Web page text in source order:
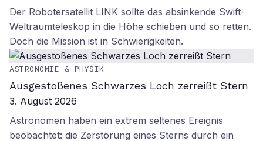
Der Robotersatellit LINK sollte das absinkende Swift-
Weltraumteleskop in die Höhe schieben und so retten.
Doch die Mission ist in Schwierigkeiten.
ASTRONOMIE & PHYSIK
Ausgestoßenes Schwarzes Loch zerreißt Stern
3. August 2026
Astronomen haben ein extrem seltenes Ereignis
beobachtet: die Zerstörung eines Sterns durch ein